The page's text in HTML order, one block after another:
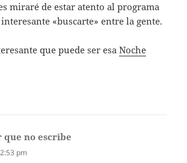
miraré de estar atento al programa
interesante «buscarte» entre la gente.
que puede ser esaNoche
que no escribe
pm